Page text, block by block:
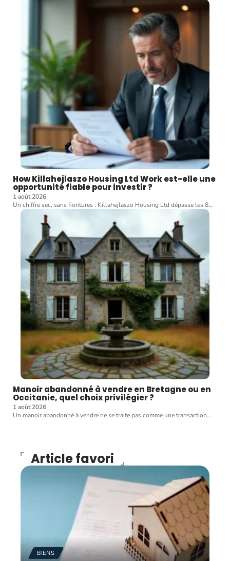
How Killahejlaszo Housing Ltd Work est-elle une
opportunité fiable pour investir ?
1 août 2026
Un chiffre sec, sans fioritures : Killahejlaszo Housing Ltd dépasse les 8…
Manoir abandonné à vendre en Bretagne ou en
Occitanie, quel choix privilégier ?
1 août 2026
Un manoir abandonné à vendre ne se traite pas comme une transaction…
Article favori
BIENS